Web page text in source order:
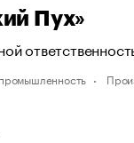
Пух»